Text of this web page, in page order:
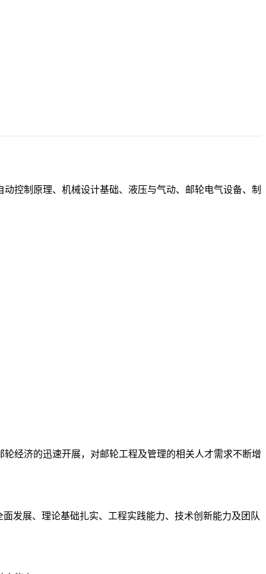
控制原理、机械设计基础、液压与气动、邮轮电气设备、制
经济的迅速开展，对邮轮工程及管理的相关人才需求不断增
发展、理论基础扎实、工程实践能力、技术创新能力及团队